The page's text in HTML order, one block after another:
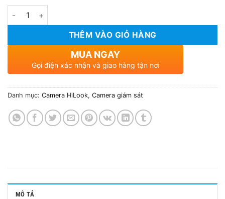
Số lượng
THÊM VÀO GIỎ HÀNG
MUA NGAY
Gọi điện xác nhận và giao hàng tận nơi
Danh mục: Camera HiLook, Camera giám sát
MÔ TẢ